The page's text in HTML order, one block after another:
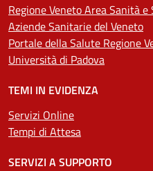
Regione Veneto Area Sanità e
Aziende Sanitarie del Veneto
Portale della Salute Regione
Università di Padova
TEMI IN EVIDENZA
Servizi Online
Tempi di Attesa
SERVIZI A SUPPORTO